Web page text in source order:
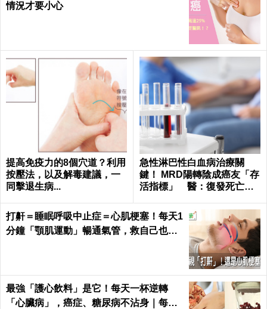
情況才要小心
提高免疫力的8個穴道？利用
按壓法，以及解毒建議，一
同擊退生病...
急性淋巴性白血病治療關
鍵！ MRD陽轉陰成癌友「存
活指標」 醫：復發死亡風
打鼾＝睡眠呼吸中止症＝心肌梗塞！每天1
分鐘「顎肌運動」暢通氣管，救自己也救
最強「護心飲料」是它！每天一杯逆轉
「心臟病」，癌症、糖尿病不沾身｜每日